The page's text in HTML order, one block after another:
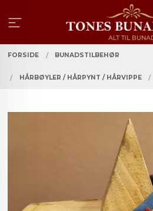
innholdet
FORSIDE BUNADSTILBEHØR
HÅRBØYLER / HÅRPYNT / HÅRVIPPE